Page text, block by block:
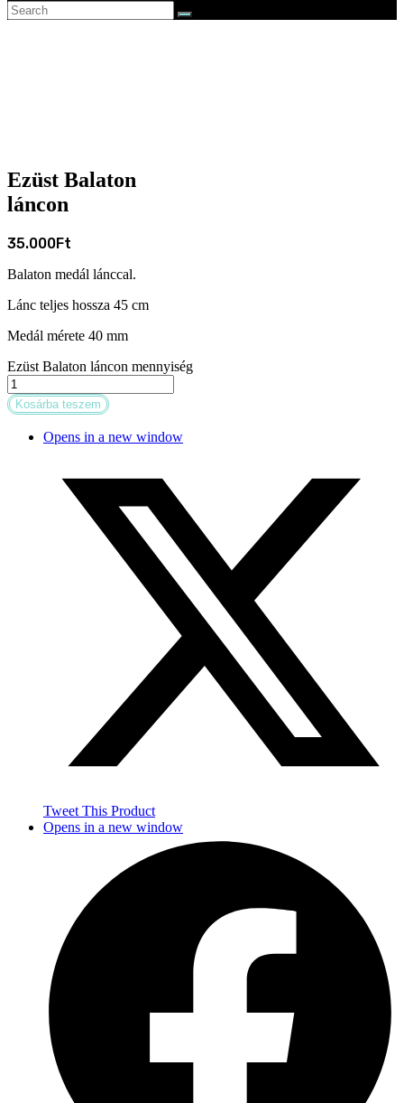
Ezüst Balaton
láncon
35.000Ft
Balaton medál lánccal.
Lánc teljes hossza 45 cm
Medál mérete 40 mm
Ezüst Balaton láncon mennyiség
Kosárba teszem
Opens in a new window
Tweet This Product
Opens in a new window